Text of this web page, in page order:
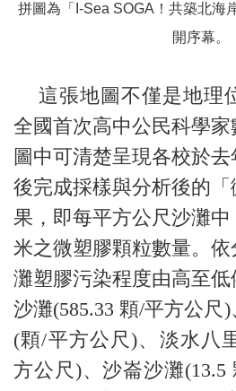
拼圖為「I-Sea SOGA！共築北海
開序幕。
這張地圖不僅是地理
全國首次高中公民科學
圖中可清楚呈現各校於
後完成採樣與分析後的
果，即每平方公尺沙灘
米之微塑膠顆粒數量。
灘塑膠污染程度由高至
沙灘(585.33 顆/平方公尺
(顆/平方公尺)、淡水八
方公尺)、沙崙沙灘(13.5